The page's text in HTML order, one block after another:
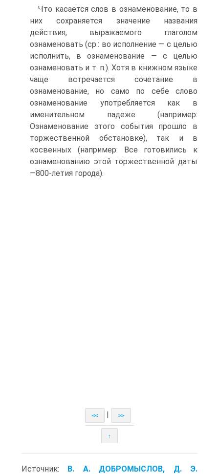
Что касается слов в ознаменование, то в
них сохраняется значение названия
действия, выражаемого глаголом
ознаменовать (ср.: во исполнение — с целью
исполнить, в ознаменование — с целью
ознаменовать и т. п.). Хотя в книжном языке
чаще встречается сочетание в
ознаменование, но само по себе слово
ознаменование употребляется как в
именительном падеже (например:
Ознаменование этого события прошло в
торжественной обстановке), так и в
косвенных (например: Все готовились к
ознаменованию этой торжественной даты
—800-летия города).
<< >>
↑
Источник: В. А. ДОБРОМЫСЛОВ, Д. Э.